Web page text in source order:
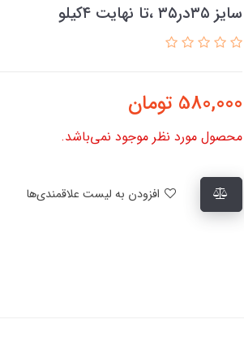
سایز ۳۵در۳۵ ،تا نهایت ۴کیلو
580,000 تومان
محصول مورد نظر موجود نمی‌باشد.